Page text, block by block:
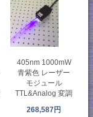
405nm 1000mW
青紫色 レーザー
モジュール
TTL&Analog 変調
268,587円